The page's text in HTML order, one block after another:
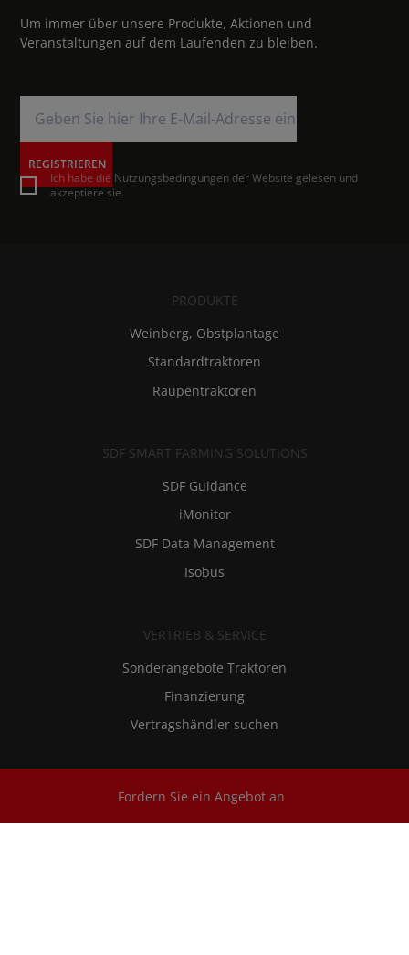
Fordern Sie ein Angebot an
Um immer über unsere Produkte, Aktionen und
Veranstaltungen auf dem Laufenden zu bleiben.
REGISTRIEREN
Ich habe die Nutzungsbedingungen der Website gelesen und
akzeptiere sie.
PRODUKTE
Weinberg, Obstplantage
Standardtraktoren
Raupentraktoren
SDF SMART FARMING SOLUTIONS
SDF Guidance
iMonitor
SDF Data Management
Isobus
VERTRIEB & SERVICE
Sonderangebote Traktoren
Finanzierung
Vertragshändler suchen
SDF Extracare